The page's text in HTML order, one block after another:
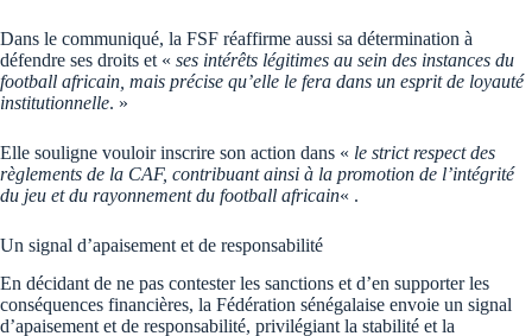
Dans le communiqué, la FSF réaffirme aussi sa détermination à
défendre ses droits et « ses intérêts légitimes au sein des instances du
football africain, mais précise qu’elle le fera dans un esprit de loyauté
institutionnelle. »
Elle souligne vouloir inscrire son action dans « le strict respect des
règlements de la CAF, contribuant ainsi à la promotion de l’intégrité
du jeu et du rayonnement du football africain« .
Un signal d’apaisement et de responsabilité
En décidant de ne pas contester les sanctions et d’en supporter les
conséquences financières, la Fédération sénégalaise envoie un signal
d’apaisement et de responsabilité, privilégiant la stabilité et la